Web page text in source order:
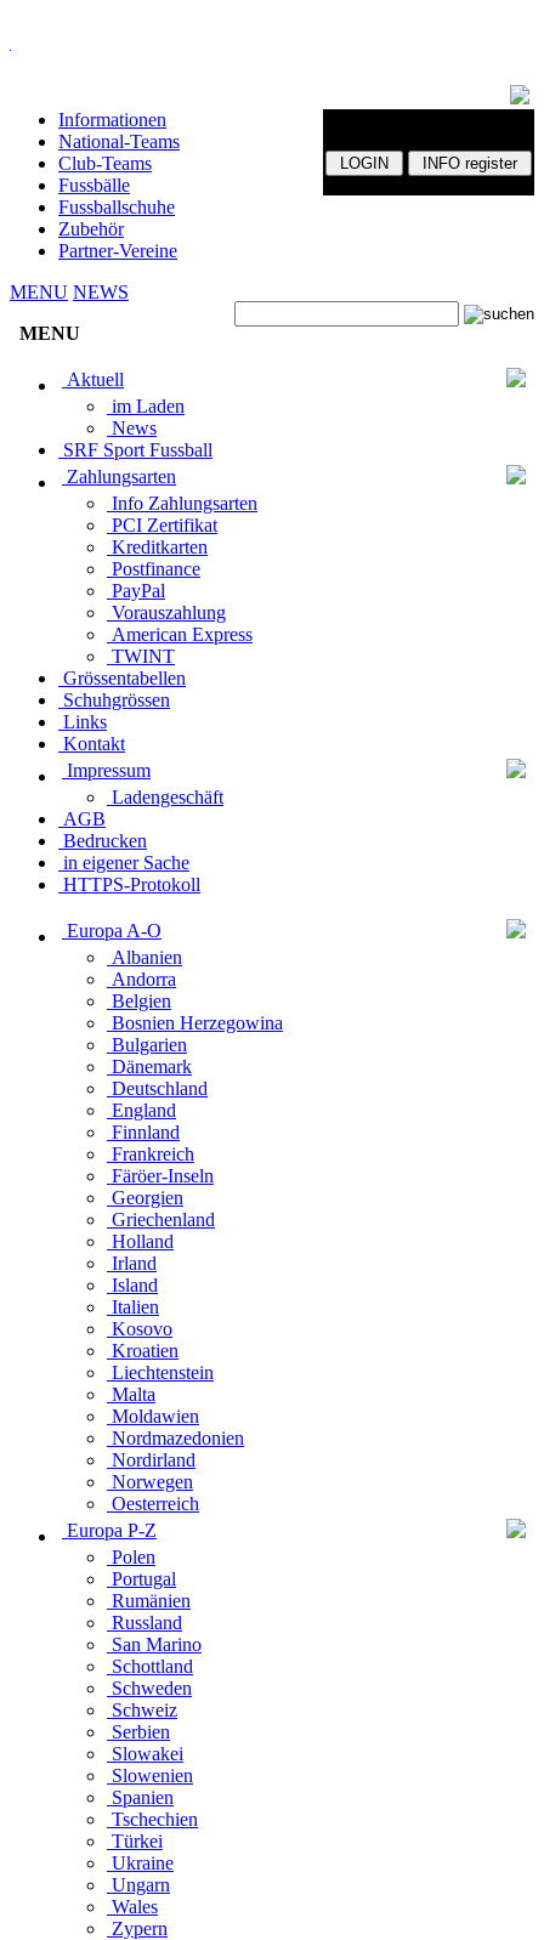
Informationen
National-Teams
Club-Teams
Fussbälle
Fussballschuhe
Zubehör
Partner-Vereine
MENU NEWS
MENU
Aktuell
im Laden
News
SRF Sport Fussball
Zahlungsarten
Info Zahlungsarten
PCI Zertifikat
Kreditkarten
Postfinance
PayPal
Vorauszahlung
American Express
TWINT
Grössentabellen
Schuhgrössen
Links
Kontakt
Impressum
Ladengeschäft
AGB
Bedrucken
in eigener Sache
HTTPS-Protokoll
Europa A-O
Albanien
Andorra
Belgien
Bosnien Herzegowina
Bulgarien
Dänemark
Deutschland
England
Finnland
Frankreich
Färöer-Inseln
Georgien
Griechenland
Holland
Irland
Island
Italien
Kosovo
Kroatien
Liechtenstein
Malta
Moldawien
Nordmazedonien
Nordirland
Norwegen
Oesterreich
Europa P-Z
Polen
Portugal
Rumänien
Russland
San Marino
Schottland
Schweden
Schweiz
Serbien
Slowakei
Slowenien
Spanien
Tschechien
Türkei
Ukraine
Ungarn
Wales
Zypern